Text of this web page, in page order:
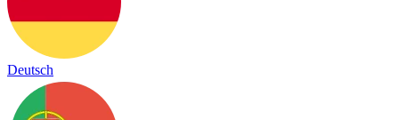
Deutsch